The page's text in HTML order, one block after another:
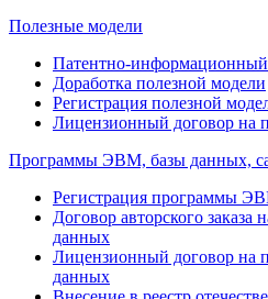
Полезные модели
Патентно-
Доработка полезной модели
Регистрация полезной
Лицензионный договор на
Программы ЭВМ, базы данных,
Регистрация программы
Договор авторского
данных
Лицензионный договор на
данных